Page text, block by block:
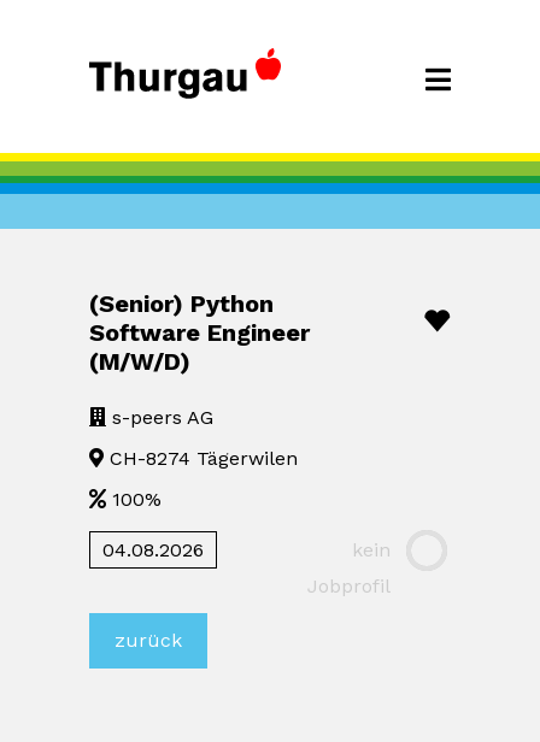
(Senior) Python
Software Engineer
(M/W/D)
s-peers AG
CH-8274 Tägerwilen
100%
04.08.2026
kein
Jobprofil
zurück